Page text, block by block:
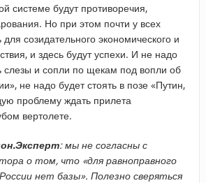
системе будут противоречия,
Но при этом почти у всех
созидательного экономического и
и здесь будут успехи. И не надо
слезы и сопли по щекам под вопли об
не надо будет стоять в позе «Путин,
проблему ждать прилета
вертолете.
: мы не согласны с
о том, что «для равноправного
нет базы». Полезно сверяться